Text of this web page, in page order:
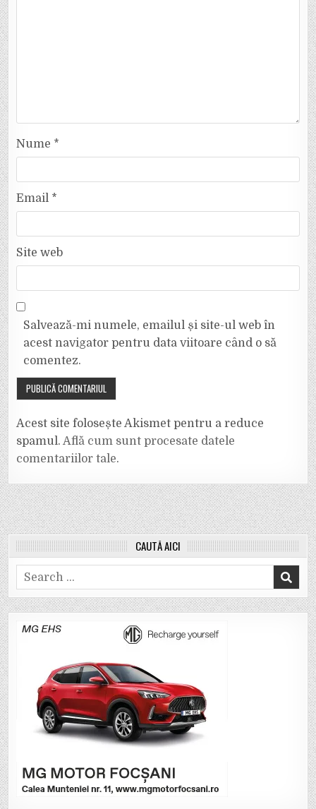
Nume *
Email *
Site web
Salvează-mi numele, emailul și site-ul web în
acest navigator pentru data viitoare când o să
comentez.
Acest site folosește Akismet pentru a reduce
spamul.Află cum sunt procesate datele
comentariilor tale.
CAUTĂ AICI
Search
for: